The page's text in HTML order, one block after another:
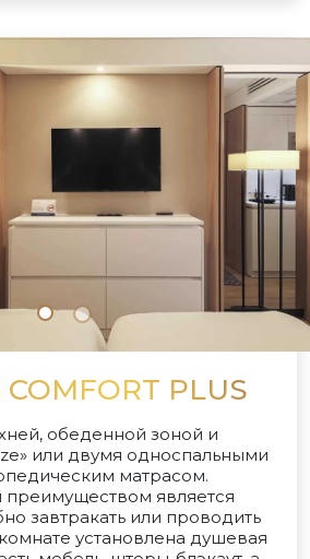
COMFORT PLUS
обеденной зоной и
или двумя односпальными
матрасом.
является
завтракать или проводить
установлена душевая